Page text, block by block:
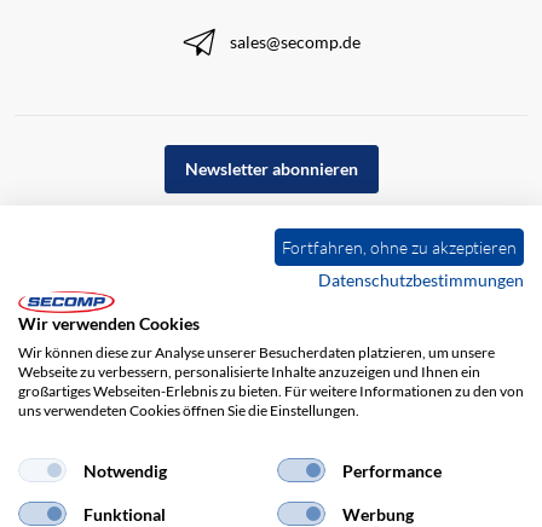
sales@secomp.de
Newsletter abonnieren
Impressum Haftungsausschluss
Fortfahren, ohne zu akzeptieren
Datenschutzbestimmungen
Wir verwenden Cookies
Wir können diese zur Analyse unserer Besucherdaten platzieren, um unsere
Webseite zu verbessern, personalisierte Inhalte anzuzeigen und Ihnen ein
großartiges Webseiten-Erlebnis zu bieten. Für weitere Informationen zu den von
uns verwendeten Cookies öffnen Sie die Einstellungen.
Notwendig Performance
Funktional Werbung